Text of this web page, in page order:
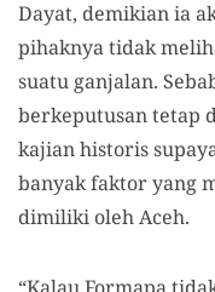
Dayat, demikian ia
pihaknya tidak
suatu ganjalan.
berkeputusan tetap
kajian historis
banyak faktor yang
dimiliki oleh Aceh.